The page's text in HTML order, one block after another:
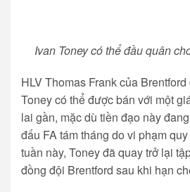
Ivan Toney có thể đầu quân
HLV Thomas Frank của
Toney có thể được bán với một
lai gần, mặc dù tiền đạo này
đấu FA tám tháng do vi phạm
tuần này, Toney đã quay trở lại
đồng đội Brentford sau khi hạn